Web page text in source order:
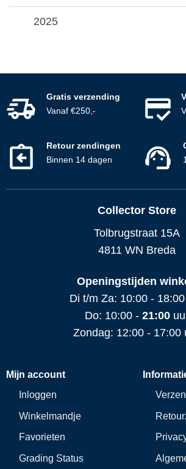
2025
Gratis verzending
Vanaf €250,-
Retour zendingen
Binnen 14 dagen
Collector Store
Tolbrugstraat 15A
4811 WN Breda
Openingstijden
Di t/m Za: 10:00 -
Do: 10:00 - 21:00
Zondag: 12:00 - 17:00
Mijn account
Inloggen
Winkelmandje
Favorieten
Grading Status